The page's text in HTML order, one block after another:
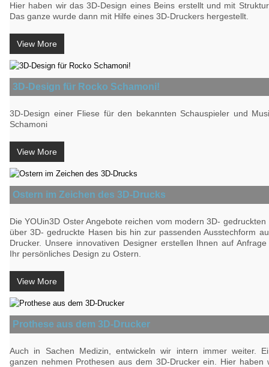
Hier haben wir das 3D-Design eines Beins erstellt und mit
Das ganze wurde dann mit Hilfe eines 3D-Druckers hergestellt.
View More
3D-Design für Rocko Schamoni!
3D-Design einer Fliese für den bekannten Schauspieler und
Schamoni
View More
Ostern im Zeichen des 3D-Drucks
Die YOUin3D Oster Angebote reichen vom modern 3D- gedruckten
über 3D- gedruckte Hasen bis hin zur passenden Ausstechform
Drucker. Unsere innovativen Designer erstellen Ihnen auf
Ihr persönliches Design zu Ostern.
View More
Prothese aus dem 3D-Drucker
Auch in Sachen Medizin, entwickeln wir intern immer weiter.
ganzen nehmen Prothesen aus dem 3D-Drucker ein. Hier haben